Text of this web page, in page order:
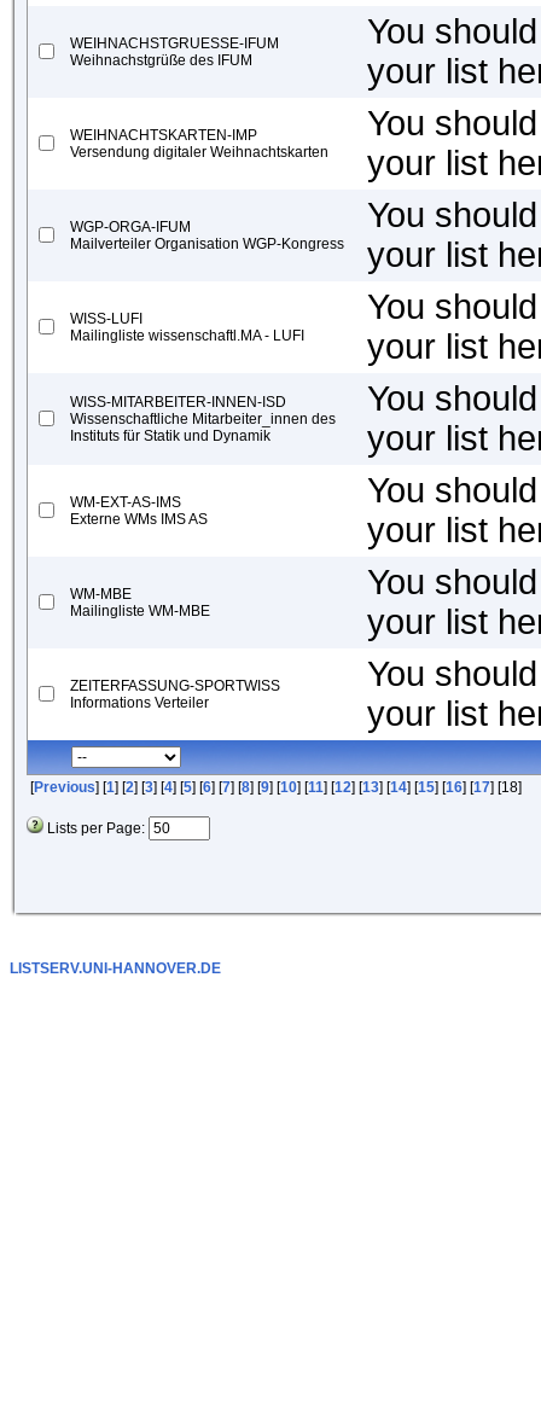
WEIHNACHSTGRUESSE-IFUM
Weihnachstgrüße des IFUM
You
your list
WEIHNACHTSKARTEN-IMP
Versendung digitaler Weihnachtskarten
You
your list
WGP-ORGA-IFUM
Mailverteiler Organisation WGP-Kongress
You
your list
WISS-LUFI
Mailingliste wissenschaftl.MA - LUFI
You
your list
WISS-MITARBEITER-INNEN-ISD
Wissenschaftliche Mitarbeiter_innen des
Instituts für Statik und Dynamik
You
your list
WM-EXT-AS-IMS
Externe WMs IMS AS
You
your list
WM-MBE
Mailingliste WM-MBE
You
your list
ZEITERFASSUNG-SPORTWISS
Informations Verteiler
You
your list
[Previous] [1] [2] [3] [4] [5] [6] [7] [8] [9] [10] [11] [12] [13] [14] [15] [16] [17] [18]
Lists per Page:
LISTSERV.UNI-HANNOVER.DE